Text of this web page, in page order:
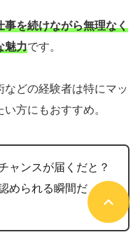
を続けながら無理なく
魅力です。
どの経験者は特にマッ
方にもおすすめ。
ャンスが届くだと？
められる瞬間だ